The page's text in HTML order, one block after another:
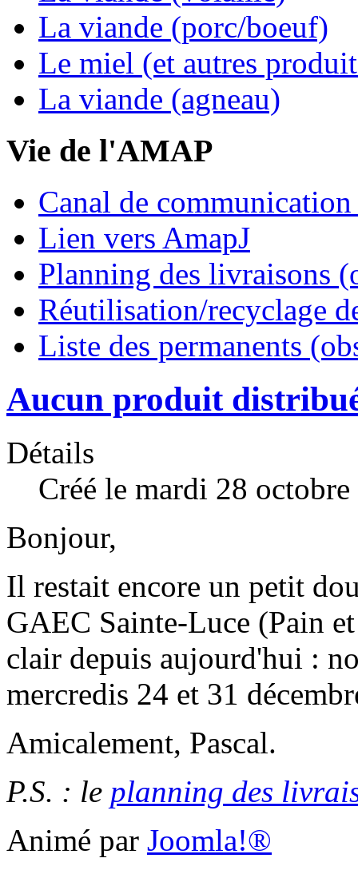
La viande (porc/boeuf)
Le miel (et autres
La viande (agneau)
Vie de l'AMAP
Canal de
Lien vers AmapJ
Planning des livraisons
Réutilisation/recyclage
Liste des permanents
Aucun produit
Détails
Créé le mardi 28
Bonjour,
Il restait encore un petit
GAEC Sainte-Luce (Pain
clair depuis aujourd'hui :
mercredis 24 et 31
Amicalement, Pascal.
P.S. : le planning des
Animé par Joomla!®